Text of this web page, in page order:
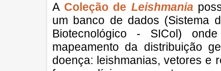
A Coleção de Leishmania
um banco de dados (Sistema
Biotecnológico - SICol)
mapeamento da distribuição
doença: leishmanias, vetores e